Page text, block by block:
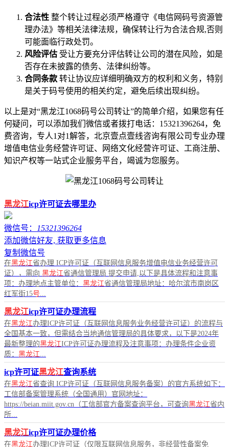
合法性 整个转让过程必须严格遵守《电信网码号资源管
理办法》等相关法律法规，确保转让行为合法合规,否则
可能面临行政处罚。
风险评估 受让方要充分评估转让公司的潜在风险，如是
否存在未披露的债务、法律纠纷等。
合同条款 转让协议应详细明确双方的权利和义务，特别
是关于码号使用的相关约定，避免后续出现纠纷。
以上是对“黑龙江1068码号公司转让”的简单介绍，如果您有任
何疑问，可以添加我们微信或者拨打电话：15321396264，免
费咨询，专人1对1解答，北京壹点壹线咨询有限公司专业办理
增值电信业务经营许可证、网络文化经营许可证、工商注册、
知识产权等一站式企业服务平台，竭诚为您服务。
黑龙江icp许可证去哪里办
微信号：
15321396264
添加微信好友, 获取更多信息
复制微信号
在黑龙江省办理 ICP许可证（互联网信息服务增值电信业务经营许可
证），需向 黑龙江省通信管理局 提交申请,以下是具体流程和注意事
项：办理地点主管单位： 黑龙江省通信管理局地址：哈尔滨市南岗区
红军街15号...
黑龙江icp许可证办理流程
在黑龙江办理ICP许可证（互联网信息服务业务经营许可证）的流程与
全国基本一致，但需结合当地通信管理局的具体要求，以下是2024年
最新整理的黑龙江ICP许可证办理流程及注意事项：办理条件企业资
质： 黑龙江...
icp许可证黑龙江查询系统
在黑龙江省查询 ICP许可证（互联网信息服务备案）的官方系统如下：
工信部备案管理系统（全国通用）官网地址：
https://beian.miit.gov.cn（工信部官方备案查询平台，可查询黑龙江省内
所...
黑龙江icp许可证办理价格
在黑龙江办理ICP许可证（仅限互联网信息服务，非经营性备案免